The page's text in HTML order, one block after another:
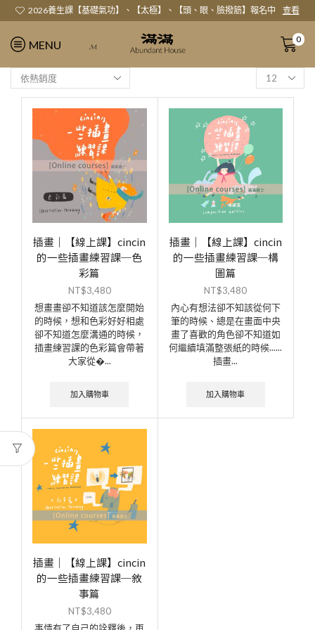
2026養生課【基礎氣功】、【太極】、【頭、眼、臉撥筋】報名中 查看
MENU 𝓜
0
插畫｜【線上課】cincin
的一些插畫練習課─色
彩篇
NT$3,480
想畫畫卻不知道該怎麼開始
的時候，想和色彩好好相處
卻不知道怎麼溝通的時候，
插畫練習課的色彩篇會帶著
大家從�...
加入購物車
插畫｜【線上課】cincin
的一些插畫練習課─構
圖篇
NT$3,480
內心有想法卻不知該從何下
筆的時候、總是在畫面中央
畫了喜歡的角色卻不知道如
何繼續填滿整張紙的時候......
插畫...
加入購物車
插畫｜【線上課】cincin
的一些插畫練習課─敘
事篇
NT$3,480
事情有了自己的詮釋後，再